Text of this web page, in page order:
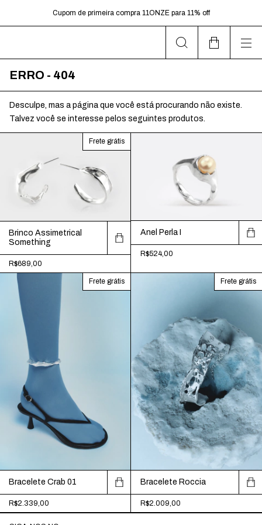
Cupom de primeira compra 11ONZE para 11% off
ERRO - 404
Desculpe, mas a página que você está procurando não existe.
Talvez você se interesse pelos seguintes produtos.
Frete grátis
Brinco Assimetrical
Something
R$689,00
Anel Perla I
R$524,00
Frete grátis
Bracelete Crab 01
R$2.339,00
Frete grátis
Bracelete Roccia
R$2.009,00